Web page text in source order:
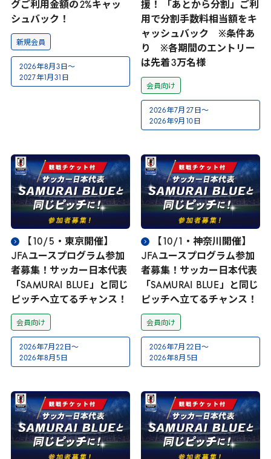
グご利用金額の2%キャッ
シュバック！
新規会員
2026年8月 3 日～
2027年1 月 31 日
援！ 「あとから分割」ご利
用で分割手数料相当額をキ
ャッシュバック ※条件あ
り ※各期間のエントリー
は先着3万名様
会員向け
2026年7月 27 日～
2026年9月 10 日
【 10/ 5 ・東京開催】
JFAユースプログラム参加
者募集！サッカー日本代表
「 SAMURAI BLUE」と同じ
ピッチへ立てるチャンス！
会員向け
2026年7月 22 日～
2026年8月 5 日
【 10/ 1 ・神奈川開催】
JFAユースプログラム参加
者募集！サッカー日本代表
「 SAMURAI BLUE」と同じ
ピッチへ立てるチャンス！
会員向け
2026年7月 22 日～
2026年8月 5 日